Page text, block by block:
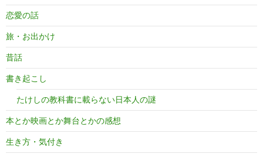
恋愛の話
旅・お出かけ
昔話
書き起こし
たけしの教科書に載らない日本人の謎
本とか映画とか舞台とかの感想
生き方・気付き